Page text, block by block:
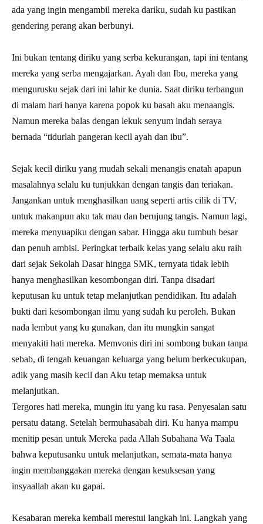
ada yang ingin mengambil mereka dariku, sudah ku pastikan
gendering perang akan berbunyi.
Ini bukan tentang diriku yang serba kekurangan, tapi ini tentang
mereka yang serba mengajarkan. Ayah dan Ibu, mereka yang
mengurusku sejak dari ini lahir ke dunia. Saat diriku terbangun
di malam hari hanya karena popok ku basah aku menaangis.
Namun mereka balas dengan lekuk senyum indah seraya
bernada “tidurlah pangeran kecil ayah dan ibu”.
Sejak kecil diriku yang mudah sekali menangis enatah apapun
masalahnya selalu ku tunjukkan dengan tangis dan teriakan.
Jangankan untuk menghasilkan uang seperti artis cilik di TV,
untuk makanpun aku tak mau dan berujung tangis. Namun lagi,
mereka menyuapiku dengan sabar. Hingga aku tumbuh besar
dan penuh ambisi. Peringkat terbaik kelas yang selalu aku raih
dari sejak Sekolah Dasar hingga SMK, ternyata tidak lebih
hanya menghasilkan kesombongan diri. Tanpa disadari
keputusan ku untuk tetap melanjutkan pendidikan. Itu adalah
bukti dari kesombongan ilmu yang sudah ku peroleh. Bukan
nada lembut yang ku gunakan, dan itu mungkin sangat
menyakiti hati mereka. Memvonis diri ini sombong bukan tanpa
sebab, di tengah keuangan keluarga yang belum berkecukupan,
adik yang masih kecil dan Aku tetap memaksa untuk
melanjutkan.
Tergores hati mereka, mungin itu yang ku rasa. Penyesalan satu
persatu datang. Setelah bermuhasabah diri. Ku hanya mampu
menitip pesan untuk Mereka pada Allah Subahana Wa Taala
bahwa keputusanku untuk melanjutkan, semata-mata hanya
ingin membanggakan mereka dengan kesuksesan yang
insyaallah akan ku gapai.
Kesabaran mereka kembali merestui langkah ini. Langkah yang